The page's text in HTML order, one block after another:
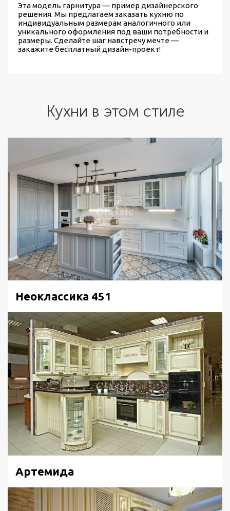
Эта модель гарнитура — пример дизайнерского
решения. Мы предлагаемзаказать кухню по
индивидуальным размераманалогичного или
уникального оформления под ваши потребности и
размеры. Сделайте шаг навстречу мечте —
закажите бесплатный дизайн-проект!
Кухни в этом стиле
Неоклассика 451
Артемида